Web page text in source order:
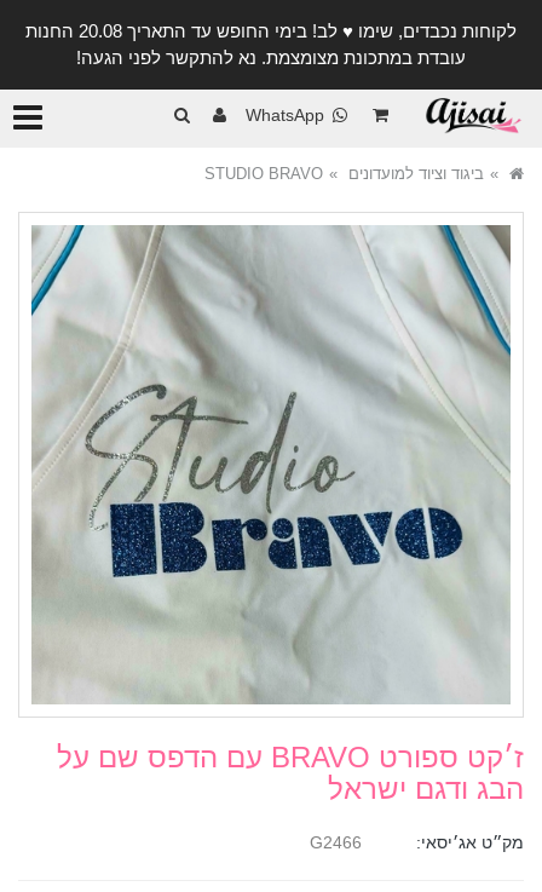
לקוחות נכבדים, שימו ♥️ לב! בימי החופש עד התאריך 20.08 החנות
עובדת במתכונת מצומצמת. נא להתקשר לפני הגעה!
WhatsApp
ביגוד וציוד למועדונים STUDIO BRAVO
ז׳קט ספורט BRAVO עם הדפס שם על
הבג ודגם ישראל
מק״ט אג׳יסאי: